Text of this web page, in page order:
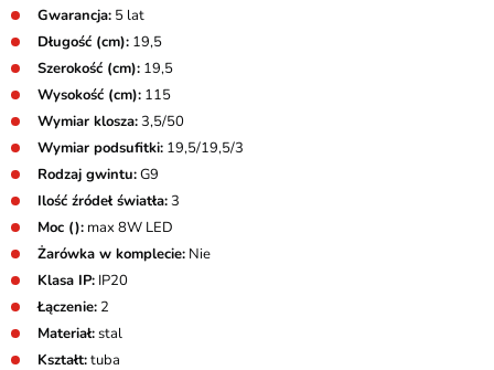
Gwarancja: 5 lat
Długość (cm): 19,5
Szerokość (cm): 19,5
Wysokość (cm): 115
Wymiar klosza:3,5/50
Wymiar podsufitki: 19,5/19,5/3
Rodzaj gwintu:G9
Ilość źródeł światła:3
Moc (): max 8W LED
Żarówka w komplecie: Nie
Klasa IP: IP20
Łączenie: 2
Materiał:stal
Kształt:tuba